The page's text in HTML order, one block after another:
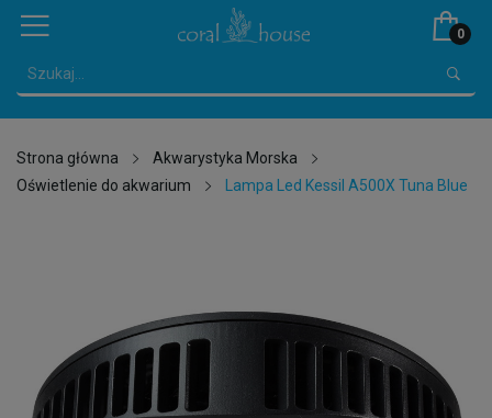
0
Strona główna
Akwarystyka Morska
Oświetlenie do akwarium
Lampa Led Kessil A500X Tuna Blue